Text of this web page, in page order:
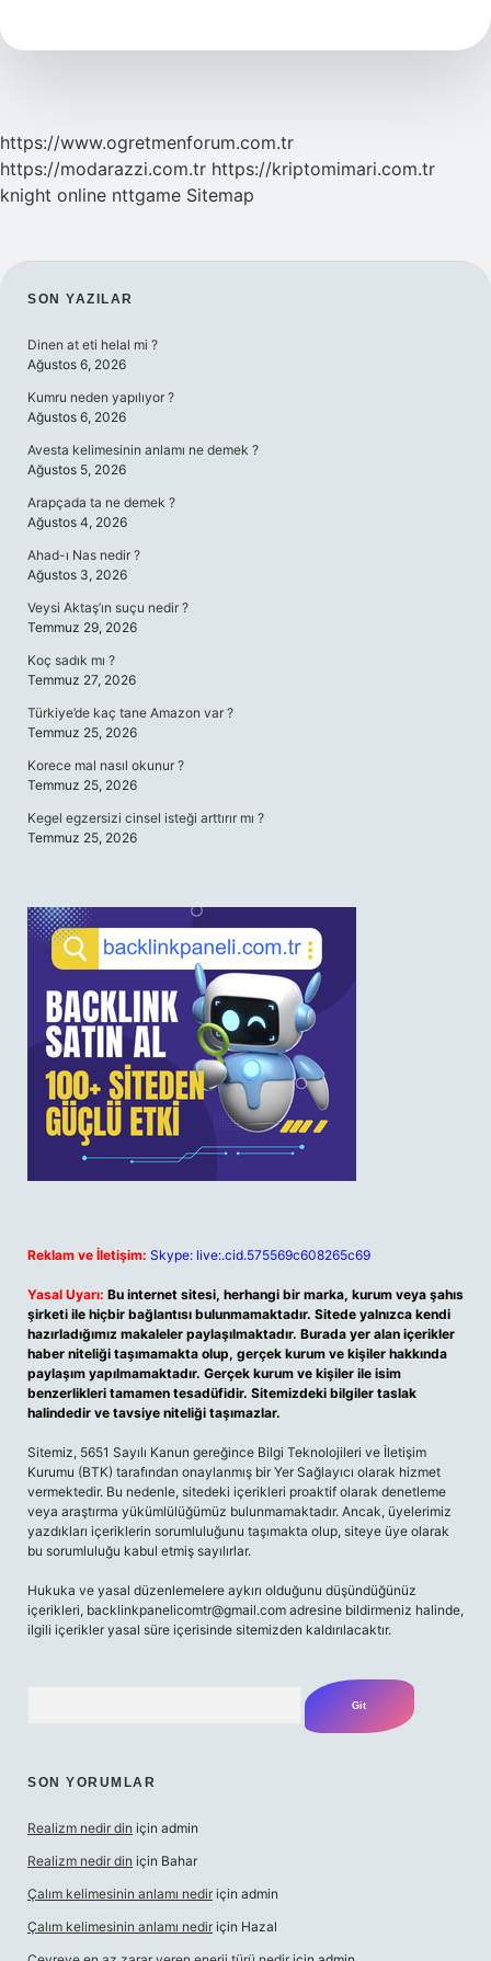
Yarar
https://www.ogretmenforum.com.tr
https://modarazzi.com.tr https://kriptomimari.com.tr
knight online nttgame Sitemap
SIDEBAR
SON YAZILAR
Dinen at eti helal mi ?
Ağustos 6, 2026
Kumru neden yapılıyor ?
Ağustos 6, 2026
Avesta kelimesinin anlamı ne demek ?
Ağustos 5, 2026
Arapçada ta ne demek ?
Ağustos 4, 2026
Ahad-ı Nas nedir ?
Ağustos 3, 2026
Veysi Aktaş’ın suçu nedir ?
Temmuz 29, 2026
Koç sadık mı ?
Temmuz 27, 2026
Türkiye’de kaç tane Amazon var ?
Temmuz 25, 2026
Korece mal nasıl okunur ?
Temmuz 25, 2026
Kegel egzersizi cinsel isteği arttırır mı ?
Temmuz 25, 2026
Reklam ve İletişim: Skype: live:.cid.575569c608265c69
Yasal Uyarı: Bu internet sitesi, herhangi bir marka, kurum veya şahıs
şirketi ile hiçbir bağlantısı bulunmamaktadır. Sitede yalnızca kendi
hazırladığımız makaleler paylaşılmaktadır. Burada yer alan içerikler
haber niteliği taşımamakta olup, gerçek kurum ve kişiler hakkında
paylaşım yapılmamaktadır. Gerçek kurum ve kişiler ile isim
benzerlikleri tamamen tesadüfidir. Sitemizdeki bilgiler taslak
halindedir ve tavsiye niteliği taşımazlar.
Sitemiz, 5651 Sayılı Kanun gereğince Bilgi Teknolojileri ve İletişim
Kurumu (BTK) tarafından onaylanmış bir Yer Sağlayıcı olarak hizmet
vermektedir. Bu nedenle, sitedeki içerikleri proaktif olarak denetleme
veya araştırma yükümlülüğümüz bulunmamaktadır. Ancak, üyelerimiz
yazdıkları içeriklerin sorumluluğunu taşımakta olup, siteye üye olarak
bu sorumluluğu kabul etmiş sayılırlar.
Hukuka ve yasal düzenlemelere aykırı olduğunu düşündüğünüz
içerikleri, backlinkpanelicomtr@gmail.com adresine bildirmeniz halinde,
ilgili içerikler yasal süre içerisinde sitemizden kaldırılacaktır.
SON YORUMLAR
Realizm nedir din için admin
Realizm nedir din için Bahar
Çalım kelimesinin anlamı nedir için admin
Çalım kelimesinin anlamı nedir için Hazal